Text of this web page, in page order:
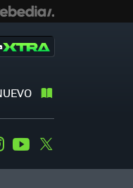
InstagramYoutube